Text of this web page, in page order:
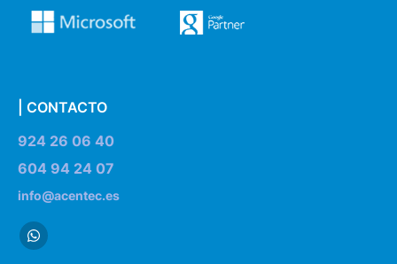
| CONTACTO
924 26 06 40
604 94 24 07
info@acentec.es